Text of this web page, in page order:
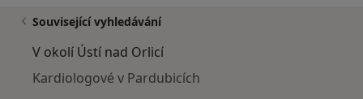
Související vyhledávání
V okolí Ústí nad Orlicí
Kardiologové v Pardubicích